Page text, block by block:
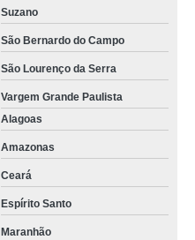
Suzano
São Bernardo do Campo
São Lourenço da Serra
Vargem Grande Paulista
Alagoas
Amazonas
Ceará
Espírito Santo
Maranhão